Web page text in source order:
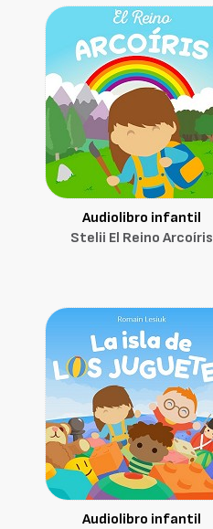
Audiolibro infantil
Stelii El Reino Arcoíris
Audiolibro infantil